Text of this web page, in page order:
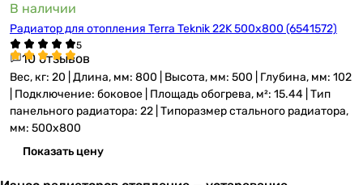
В наличии
Радиатор для отопления Terra Teknik 22K 500x800 (6541572)
10 отзывов
Вес, кг: 20 | Длина, мм: 800 | Высота, мм: 500 | Глубина, мм: 102
| Подключение: боковое | Площадь обогрева, м²: 15.44 | Тип
панельного радиатора: 22 | Типоразмер стального радиатора,
мм: 500x800
Показать цену